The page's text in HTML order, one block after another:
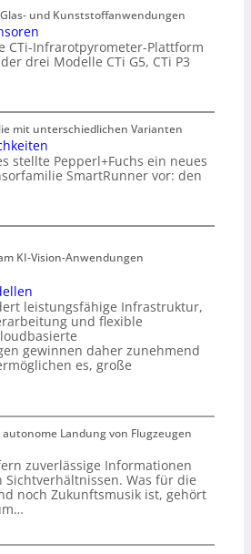
und Kunststoffanwendungen
CTi-Infrarotpyrometer-Plattform
drei Modelle CTi G5, CTi P3
mit unterschiedlichen Varianten
stellte Pepperl+Fuchs ein neues
SmartRunner vor: den
KI-Vision-Anwendungen
leistungsfähige Infrastruktur,
und flexible
gewinnen daher zunehmend
es, große
Landung von Flugzeugen
zuverlässige Informationen
Sichtverhältnissen. Was für die
noch Zukunftsmusik ist, gehört